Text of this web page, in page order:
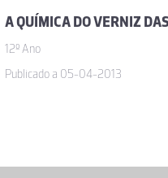
A QUÍMICA DO VERNIZ
12º Ano
Publicado a 05-04-2013